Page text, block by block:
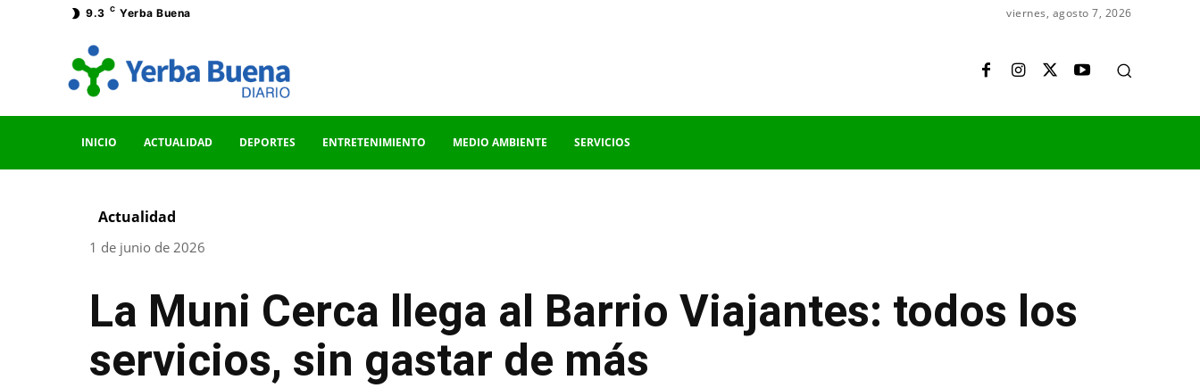
9.3 C Yerba Buena viernes, agosto 7, 2026
INICIO ACTUALIDAD DEPORTES ENTRETENIMIENTO MEDIO AMBIENTE SERVICIOS
Actualidad
1 de junio de 2026
La Muni Cerca llega al Barrio Viajantes: todos los
servicios, sin gastar de más